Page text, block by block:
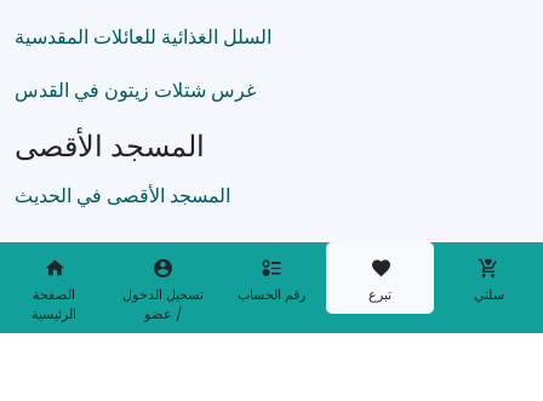
الصفحة
الرئيسية
تسجيل الدخول
/ عضو
رقم الحساب تبرع سلتي
السلل الغذائية للعائلات المقدسية
غرس شتلات زيتون في القدس
المسجد الأقصى
المسجد الأقصى في الحديث